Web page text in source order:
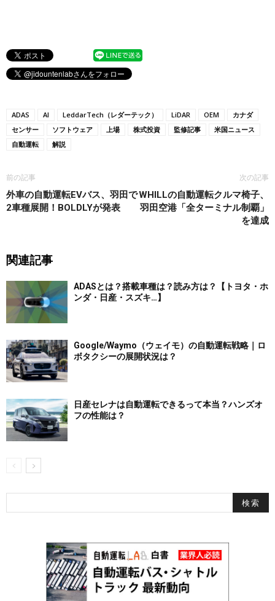
ADAS AI LeddarTech（レダーテック） LiDAR OEM
カナダ
センサー
ソフトウェア 上場 株式投資 監修記事
米国ニュース
自動運転
解説
前の記事
外車の自動運転EVバス、羽田で
2車種展開！BOLDLYが発表
次の記事
WHILLの自動運転クルマ椅子、
羽田空港「全ターミナル制覇」
を達成
関連記事
ADASとは？搭載車種は？読み方は？【トヨタ・ホ
ンダ・日産・スズキ…】
Google/Waymo（ウェイモ）の自動運転戦略｜ロ
ボタクシーの展開状況は？
日産セレナは自動運転できるって本当？ハンズオ
フの性能は？